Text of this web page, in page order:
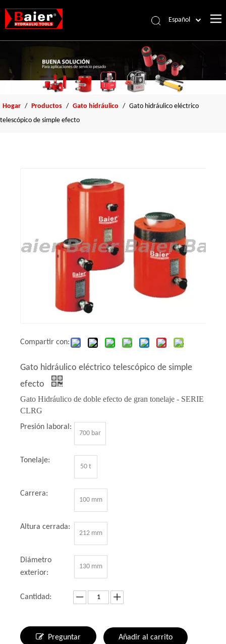
Español
Français
العربية
English
Hogar / Productos / Gato hidráulico / Gato hidráulico eléctrico
telescópico de simple efecto
Compartir con:
Gato hidráulico eléctrico telescópico de simple
efecto
Gato Hidráulico de doble efecto de gran tonelaje - SERIE
CLRG
Presión laboral:
700 bar
Tonelaje:
50 t
Carrera:
100 mm
Altura cerrada:
212 mm
Diámetro
exterior:
130 mm
Cantidad:
Preguntar Añadir al carrito